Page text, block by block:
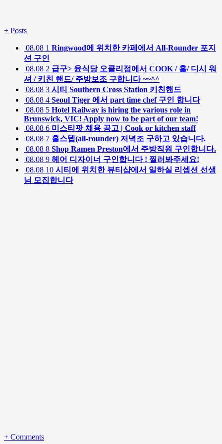
+ Posts
08.08 1 Ringwood에 위치한 카페에서 All-Rounder 포지
션 구인
08.08 2 급구> 윤식당 오클리점에서 COOK / 홀/ 디시 워
셔 / 키친 핸드/ 주방보조 구합니다 ~~^^
08.08 3 시티 Southern Cross Station 키친핸드
08.08 4 Seoul Tiger 에서 part time chef 구인 합니다
08.08 5 Hotel Railway is hiring the various role in
Brunswick, VIC! Apply now to be part of our team!
08.08 6 미스티팟 채용 공고 | Cook or kitchen staff
08.08 7 홀스텝(all-rounder) 저녁조 구하고 있습니다.
08.08 8 Shop Ramen Preston에서 주방직원 구인합니다.
08.08 9 헤어 디자이너 구인합니다 ! 찔러봐주세요!
08.08 10 시티에 위치한 뷰티샵에서 일하실 리셉션 선생
님 모집합니다
+ Comments